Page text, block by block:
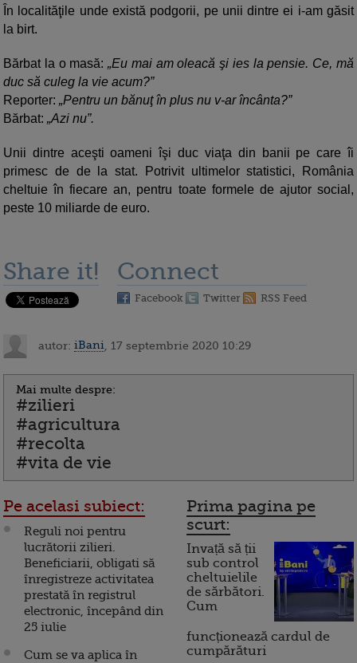
În localităţile unde există podgorii, pe unii dintre ei i-am găsit
la birt.
Bărbat la o masă: Eu mai am oleacă şi ies la pensie. Ce, mă
duc să culeg la vie acum?”
Reporter: Pentru un bănuţ în plus nu v-ar încânta?”
Bărbat: Azi nu”.
Unii dintre aceşti oameni îşi duc viaţa din banii pe care îi
primesc de de la stat. Potrivit ultimelor statistici, România
cheltuie în fiecare an, pentru toate formele de ajutor social,
peste 10 miliarde de euro.
Share it! Connect
Facebook Twitter RSS Feed
autor: iBani , 17 septembrie 2020 10:29
Mai multe despre:
#zilieri
#agricultura
#recolta
#vita de vie
Pe acelasi subiect:
Reguli noi pentru
lucrătorii zilieri.
Beneficiarii, obligati să
înregistreze activitatea
prestată în registrul
electronic, începând din
25 iulie
Cum se va aplica în
Prima pagina pe
scurt:
Invață să ții
sub control
cheltuielile
de sărbători.
Cum
funcționează cardul de
cumpărături